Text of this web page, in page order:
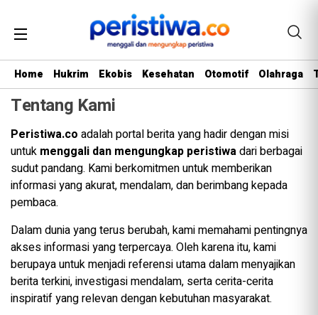
Home Hukrim Ekobis Kesehatan Otomotif Olahraga
Tentang Kami
Peristiwa.co adalah portal berita yang hadir dengan misi
untuk menggali dan mengungkap peristiwadari berbagai
sudut pandang. Kami berkomitmen untuk memberikan
informasi yang akurat, mendalam, dan berimbang kepada
pembaca.
Dalam dunia yang terus berubah, kami memahami pentingnya
akses informasi yang terpercaya. Oleh karena itu, kami
berupaya untuk menjadi referensi utama dalam menyajikan
berita terkini, investigasi mendalam, serta cerita-cerita
inspiratif yang relevan dengan kebutuhan masyarakat.